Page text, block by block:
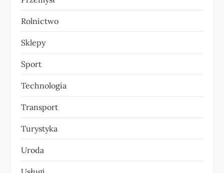
Rolnictwo
Sklepy
Sport
Technologia
Transport
Turystyka
Uroda